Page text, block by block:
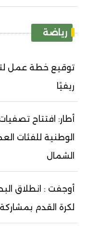
رياضة
ريفيًا
أطار: افتتاح
الوطنية للفئات
الشمال
أوجفت : انطلاق
لكرة القدم بمشاركة